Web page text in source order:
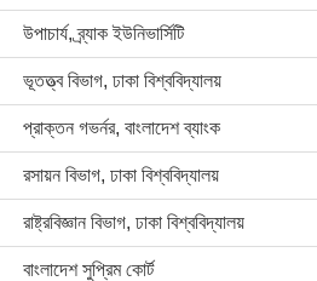
উপাচার্য, ব্র্যাক ইউনিভার্সিটি
ভূতত্ত্ব বিভাগ, ঢাকা বিশ্ববিদ্যালয়
প্রাক্তন গভর্নর, বাংলাদেশ ব্যাংক
রসায়ন বিভাগ, ঢাকা বিশ্ববিদ্যালয়
রাষ্ট্রবিজ্ঞান বিভাগ, ঢাকা বিশ্ববিদ্যালয়
বাংলাদেশ সুপ্রিম কোর্ট